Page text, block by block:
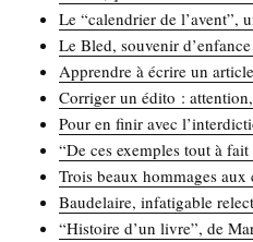
Le “calen­drier de l’avent”,
Le Bled, sou­ve­nir
Apprendre à écrire un
Cor­ri­ger un édi­to :
Pour en finir avec
“De ces exemples tout à
Trois beaux hom­mages aux
Bau­de­laire, infa­ti­gable
“His­toire d’un livre”, de